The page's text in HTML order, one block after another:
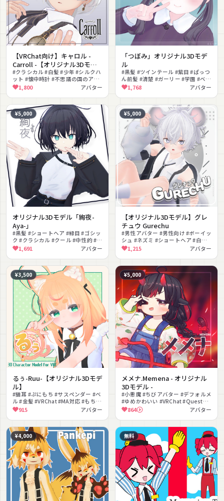
【VRChat向け】キャロル -
Carroll -【オリジナル3Dモデ
ル】
#クラシカル #白髪 #少年 #シルクハ
ット #懐中時計 #不思議の国のアリ
ス #ショートパンツ #Quest対応 #
改変向け #男の子
1,800 アバター
「つぼみ」オリジナル3Dモデ
ル
#黒髪 #ツインテール #紫目 #ぱっつ
ん前髪 #清楚 #ガーリー #学園 #ベレ
ー帽 #サスペンダー #ソラハ
1,768 アバター
¥5,000
オリジナル3Dモデル「絢夜-
Aya-」
#黒髪 #ショートヘア #緑目 #ゴシッ
ク #クラシカル #クール #中性的 #ロ
ングスカート #フリル #ボーイッシ
1,691 アバター
¥5,000
【オリジナル3Dモデル】グレ
チュウ Gurechu
#男性アバター #男性向け #ボーイッ
シュ #ネズミ #ショートヘア #白髪 #
ストリート #カジュアル #しっぽ
#VRChat
1,215 アバター
¥3,500
るぅ-Ruu-【オリジナル3Dモデ
ル】
#猫耳 #ぷにもち #サスペンダー #ベ
ル #金髪 #VRChat #MA対応 #もちふ
ぃった〜対応 #フルトラ対応 #アイ
915 アバター
¥5,000
メメナ.Memena - オリジナル
3Dモデル -
#小悪魔 #ちびアバター #デフォルメ
#ゆめかわいい #VRChat #Quest対
応 #lilToon対応 #MA対応 #着せ替
え #三つ編み
864 アバター
¥4,000 無料